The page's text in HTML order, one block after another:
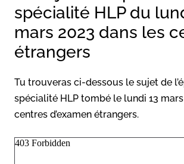
spécialité HLP du
mars 2023 dans les
étrangers
Tu trouveras ci-dessous le sujet de
spécialité HLP tombé le lundi 13
centres d’examen étrangers.